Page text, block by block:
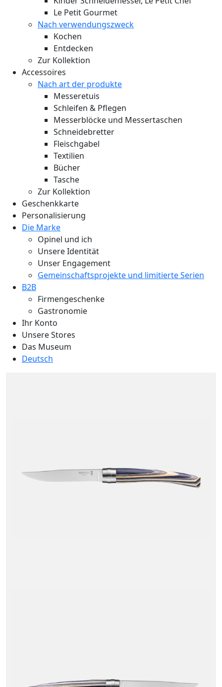
Le Petit Gourmet
Nach verwendungszweck
Kochen
Entdecken
Zur Kollektion
Accessoires
Nach art der produkte
Messeretuis
Schleifen & Pflegen
Messerblöcke und Messertaschen
Schneidebretter
Fleischgabel
Textilien
Bücher
Tasche
Zur Kollektion
Geschenkkarte
Personalisierung
Die Marke
Opinel und ich
Unsere Identität
Unser Engagement
Gemeinschaftsprojekte und limitierte Serien
B2B
Firmengeschenke
Gastronomie
Ihr Konto
Unsere Stores
Das Museum
Deutsch